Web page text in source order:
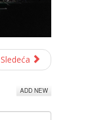
Sledeća
ADD NEW